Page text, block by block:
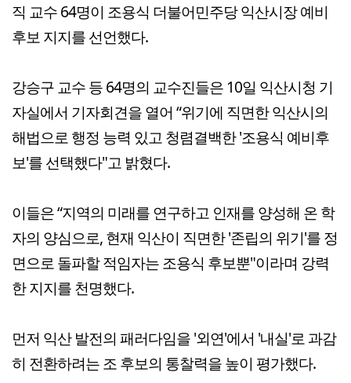
직 교수 64명이 조용식 더불어민주당 익산시장 예비
후보 지지를 선언했다.
강승구 교수 등 64명의 교수진들은 10일 익산시청 기
자실에서 기자회견을 열어 “위기에 직면한 익산시의
해법으로 행정 능력 있고 청렴결백한 '조용식 예비후
보'를 선택했다"고 밝혔다.
이들은 “지역의 미래를 연구하고 인재를 양성해 온 학
자의 양심으로, 현재 익산이 직면한 '존립의 위기'를 정
면으로 돌파할 적임자는 조용식 후보뿐"이라며 강력
한 지지를 천명했다.
먼저 익산 발전의 패러다임을 '외연'에서 '내실'로 과감
히 전환하려는 조 후보의 통찰력을 높이 평가했다.